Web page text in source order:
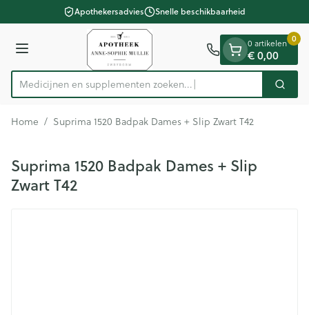
Ga naar de inhoudApothekersadvies Snelle beschikbaarheid
Menu
Product, merk, categorie...
Medicijnen en supplementen zoeken... Zoek
0 artikelen
€ 0,00
0
Home / Suprima 1520 Badpak Dames + Slip Zwart T42
Suprima 1520 Badpak Dames + Slip
Zwart T42